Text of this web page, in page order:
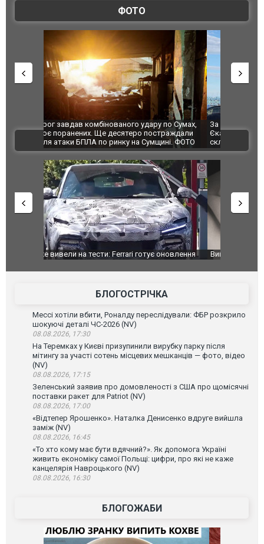
ФОТО
За 2000 кілометрів від кордону з Україною: в
Єкатеринбурзі після атаки дронів загорівся
склад Wildberries. ФОТО. ВІДЕО
"Мої
ВІДЕО
Вийшов трейлер нової екранізації легендарного
БЛОГОСТРІЧКА
Мессі хотіли вбити, Роналду переслідували: ФБР розкрило
шокуючі деталі ЧС-2026 (NV)
08.08.2026, 17:30
На Теремках у Києві призупинили вирубку парку після
мітингу за участі сотень місцевих мешканців — фото, відео
(NV)
08.08.2026, 17:15
Зеленський заявив про домовленості з США про щомісячні
поставки ракет для Patriot (NV)
08.08.2026, 17:00
«Відтепер Ярошенко». Наталка Денисенко вдруге вийшла
заміж (NV)
08.08.2026, 16:45
«То хто кому має бути вдячний?». Як допомога Україні
живить економіку самої Польщі: цифри, про які не каже
канцелярія Навроцького (NV)
08.08.2026, 16:30
БЛОГОЖАБИ